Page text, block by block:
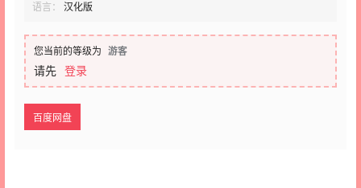
语言：
汉化版
您当前的等级为 游客
请先 登录
百度网盘